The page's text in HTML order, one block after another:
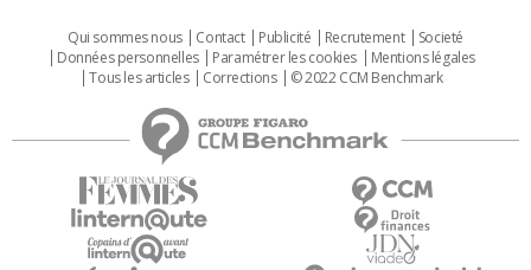
Qui sommes nous Contact Publicité Recrutement
Societé
Données personnelles
Paramétrer les cookies
Mentions légales
Tous les articles
Corrections © 2022 CCM Benchmark